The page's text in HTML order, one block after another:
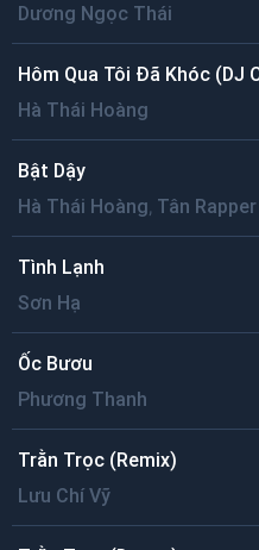
Dương Ngọc Thái
Hôm Qua Tôi Đã Khóc (DJ
Hà Thái Hoàng
Bật Dậy
Hà Thái Hoàng, Tân Rapper
Tình Lạnh
Sơn Hạ
Ốc Bươu
Phương Thanh
Trằn Trọc (Remix)
Lưu Chí Vỹ